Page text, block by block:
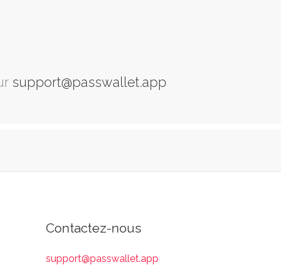
support@passwallet.app
Contactez-nous
support@passwallet.app